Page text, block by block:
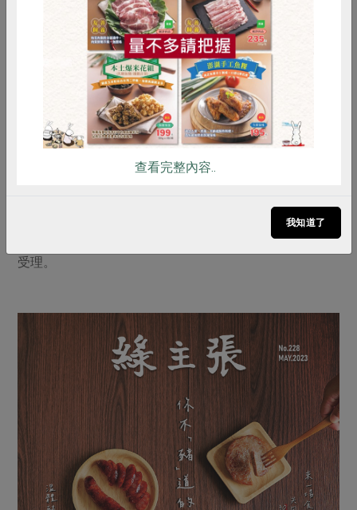
1 資料來源參考自《2021家庭用電資訊百科》工研院綠能
2 經濟部推動之「住宅家電汰舊換新節能補助」，申請期
間至民國113年1月15日止，如補助經費用罄，將提前截止
受理。
RPET 食譜 減硝酸鹽
雞蛋 食安 共同購買
查看完整內容..
我知道了